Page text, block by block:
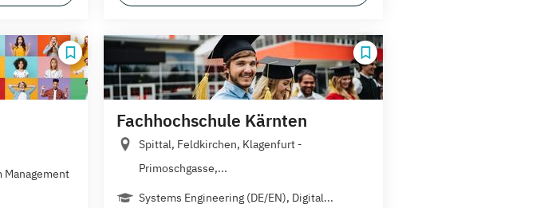
Management
Fachhochschule Kärnten
Spittal, Feldkirchen, Klagenfurt -
Primoschgasse,...
Systems Engineering (DE/EN), Digital...